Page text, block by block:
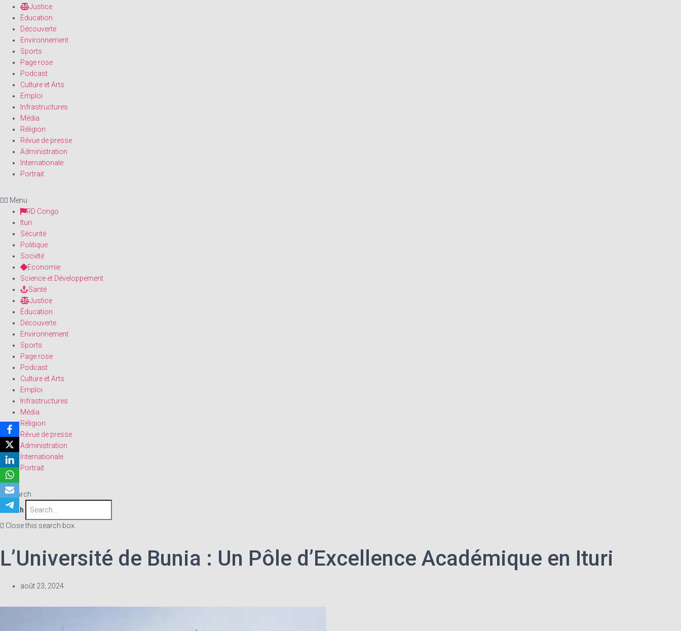
Justice
Éducation
Découverte
Environnement
Sports
Page rose
Podcast
Culture et Arts
Emploi
Infrastructures
Média
Réligion
Révue de presse
Administration
Internationale
Portrait
Menu
RD Congo
Ituri
Sécurité
Politique
Société
Economie
Science et Développement
Santé
Justice
Éducation
Découverte
Environnement
Sports
Page rose
Podcast
Culture et Arts
Emploi
Infrastructures
Média
Réligion
Révue de presse
Administration
Internationale
Portrait
Search
Search
Close this search box.
L’Université de Bunia : Un Pôle d’Excellence Académique en Ituri
août 23, 2024